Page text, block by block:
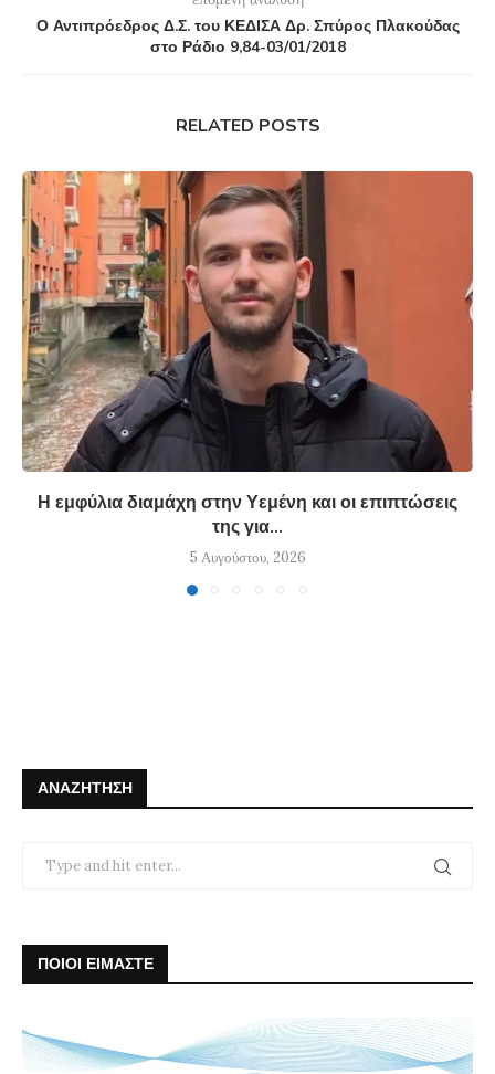
Ο Αντιπρόεδρος Δ.Σ. του ΚΕΔΙΣΑ Δρ. Σπύρος Πλακούδας
στο Ράδιο 9,84-03/01/2018
RELATED POSTS
Η εμφύλια διαμάχη στην Υεμένη και οι επιπτώσεις
της για...
5 Αυγούστου, 2026
ΑΝΑΖΉΤΗΣΗ
ΠΟΙΟΙ ΕΙΜΑΣΤΕ